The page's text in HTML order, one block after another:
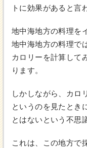
トに効果があると言
地中海地方の料理を
地中海地方の料理で
カロリーを計算して
ります。
しかしながら、カロ
というのを見たとき
とはないという不思
これは、この地方で